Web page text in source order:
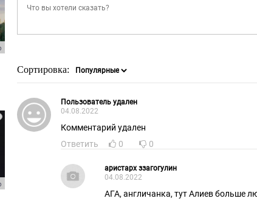
Сортировка:
Пользователь удален
04.08.2022
Комментарий удален
Ответить
0 0
аристарх ззагогулин
04.08.2022
АГА, англичанка, тут Алиев больше